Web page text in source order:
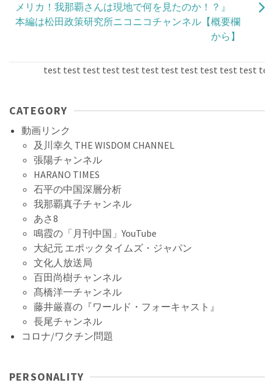
メリカ！我那覇さんは現地で何を見たのか！？』
本編は松田政策研究所ニコニコチャンネル【概要欄
から】
test test test test test test test test test test test test
CATEGORY
動画リンク
及川幸久 THE WISDOM CHANNEL
張陽チャンネル
HARANO TIMES
石平の中国深層分析
我那覇真子チャンネル
あさ8
鳴霞の「月刊中国」YouTube
大紀元 エポックタイムズ・ジャパン
文化人放送局
百田尚樹チャンネル
髙橋洋一チャンネル
藤井厳喜の『ワールド・フォーキャスト』
長尾チャンネル
コロナ/ワクチン問題
PERSONALITY